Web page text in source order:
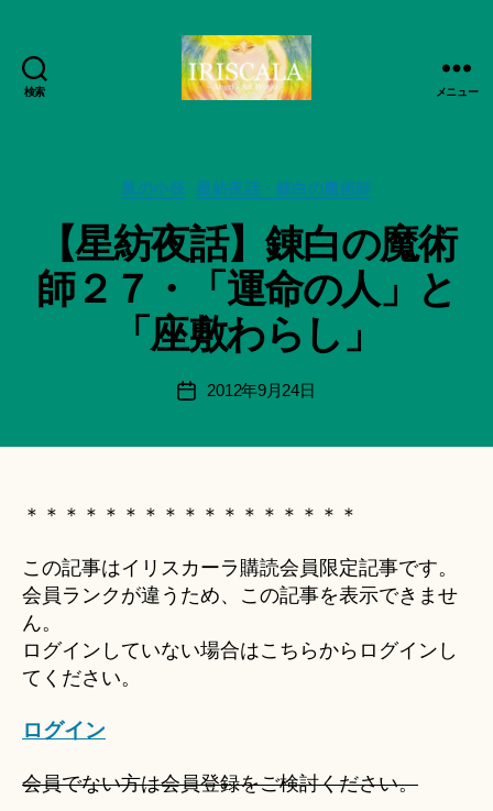
検索
日
記
録・
作
品
集-
IRISCALA
メニュー
カ
ー
風の小径 星紡夜話・錬白の魔術師
【星紡夜話】錬白の魔術
師２７・「運命の人」と
「座敷わらし」
投
稿
成
:
船
智
日
月
＊
a
ki
＊
投
2012年9月24日
＊＊＊＊＊＊＊＊＊＊＊＊＊＊＊＊＊
この記事はイリスカーラ購読会員限定記事です。
会員ランクが違うため、この記事を表示できませ
ん。
ログインしていない場合はこちらからログインし
てください。
ログイン
会員でない方は会員登録をご検討ください。